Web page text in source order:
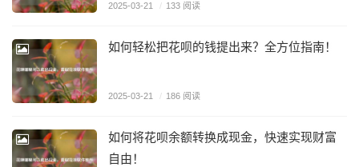
2025-03-21 / 133 阅读
如何轻松把花呗的钱提出来？全方位指南！
2025-03-21 / 186 阅读
如何将花呗余额转换成现金，快速实现财富
自由！